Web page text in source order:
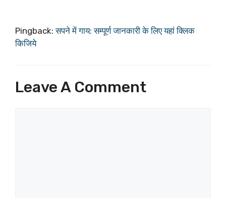
Pingback:सपने में गाय: सम्पूर्ण जानकारी के लिए यहां क्लिक
किजिये
Leave A Comment